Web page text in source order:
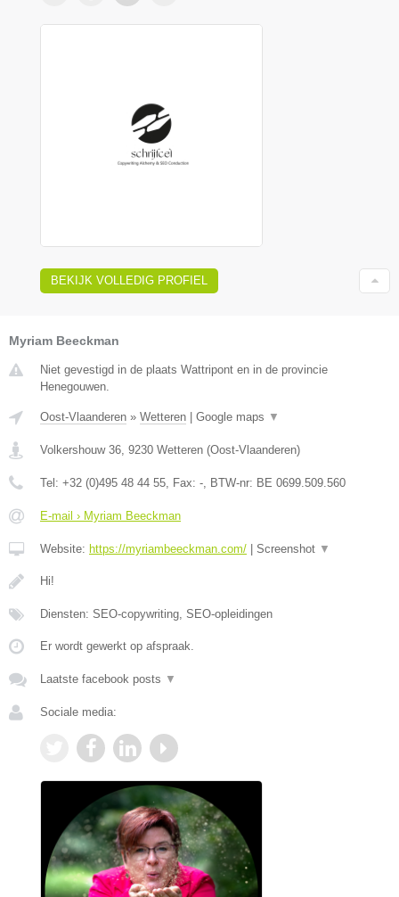
BEKIJK VOLLEDIG PROFIEL
Myriam Beeckman
Niet gevestigd in de plaats Wattripont en in de provincie
Henegouwen.
Oost-Vlaanderen » Wetteren | Google maps ▼
Volkershouw 36 9230 Wetteren (Oost-Vlaanderen)
Tel: +32 (0)495 48 44 55 , Fax: - , BTW-nr: BE 0699.509.560
E-mail › Myriam Beeckman
Website: https://myriambeeckman.com/ | Screenshot ▼
Hi!
Diensten: SEO-copywriting, SEO-opleidingen
Er wordt gewerkt op afspraak.
Laatste facebook posts ▼
Sociale media: